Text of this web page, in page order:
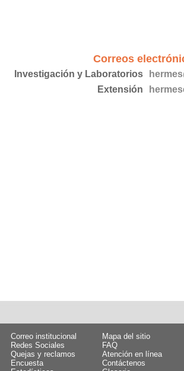
Correos
Investigación y Laboratorios
Extensión
Correo institucional
Mapa del sitio
Redes Sociales
FAQ
Quejas y reclamos
Atención en línea
Encuesta
Contáctenos